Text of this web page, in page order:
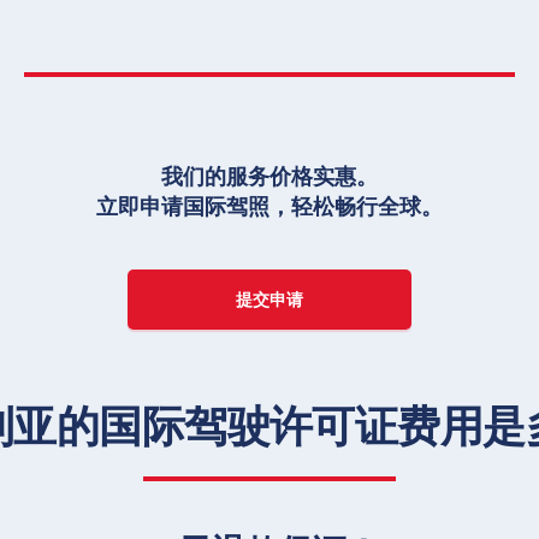
我们的服务价格实惠。
立即申请国际驾照，轻松畅行全球。
提交申请
亚的国际驾驶许可证费用是